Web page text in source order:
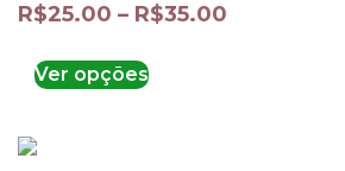
R$25.00 – R$35.00
Ver opções